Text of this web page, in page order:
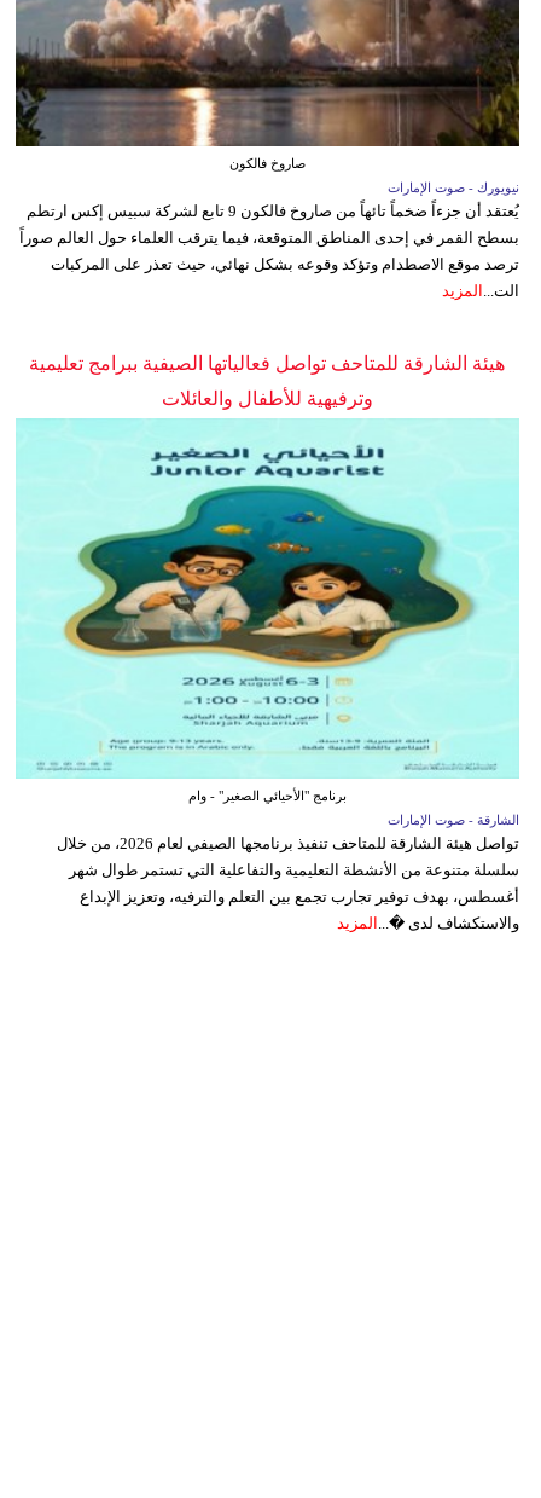
صاروخ فالكون
نيويورك - صوت الإمارات
يُعتقد أن جزءاً ضخماً تائهاً من صاروخ فالكون 9 تابع لشركة سبيس إكس ارتطم
بسطح القمر في إحدى المناطق المتوقعة، فيما يترقب العلماء حول العالم صوراً
ترصد موقع الاصطدام وتؤكد وقوعه بشكل نهائي، حيث تعذر على المركبات
الت...
المزيد
هيئة الشارقة للمتاحف تواصل فعالياتها الصيفية ببرامج تعليمية
وترفيهية للأطفال والعائلات
برنامج "الأحيائي الصغير" - وام
الشارقة - صوت الإمارات
تواصل هيئة الشارقة للمتاحف تنفيذ برنامجها الصيفي لعام 2026، من خلال
سلسلة متنوعة من الأنشطة التعليمية والتفاعلية التي تستمر طوال شهر
أغسطس، بهدف توفير تجارب تجمع بين التعلم والترفيه، وتعزيز الإبداع
والاستكشاف لدى �... المزيد